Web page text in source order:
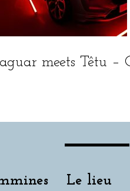
meets Têtu –
Le lieu